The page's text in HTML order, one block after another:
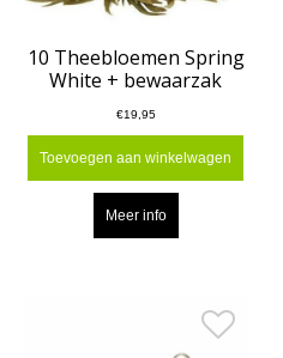
10 Theebloemen Spring
White + bewaarzak
€19,95
Toevoegen aan winkelwagen
Meer info